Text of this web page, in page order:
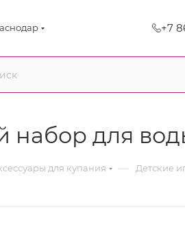
+7
набор для
для купания — Детские